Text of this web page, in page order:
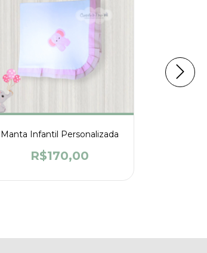
Manta Infantil Personalizada
R$170,00